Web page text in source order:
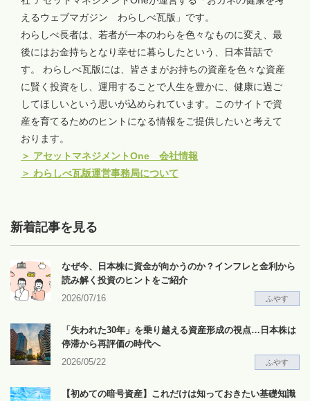
えるウェブマガジン わらしべ瓦版」です。
わらしべ長者は、若者が一本のわらを色々なものに変え、最
後にはお金持ちとなり幸せに暮らしたという、日本昔話で
す。 わらしべ瓦版には、皆さまがお持ちの資産を色々な資産
に賢く投資をし、運用することで人生を豊かに、健康に過ご
してほしいという思いが込められています。このサイトで資
産を育てるためのヒントになる情報をご提供したいと考えて
おります。
＞ アセットマネジメントOne 会社情報
＞ わらしべ瓦版運営事務局について
新着記事を見る
なぜ今、日本株に資金が向かうのか？インフレと金利から
読み解く投資のヒントをご紹介
2026/07/16
ふやす
「失われた30年」を乗り越える資産形成の視点…日本株は
停滞から再評価の時代へ
2026/05/22
ふやす
【初めての暗号資産】これだけは知っておきたい基礎知識